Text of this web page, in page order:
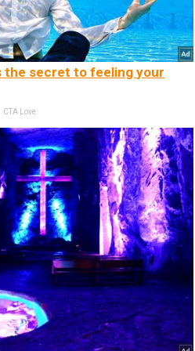
the secret to feeling your
CTA Love